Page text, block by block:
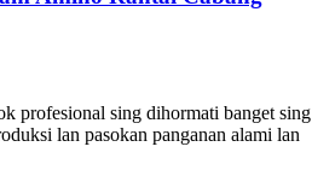
profesional sing dihormati banget sing
lan pasokan panganan alami lan